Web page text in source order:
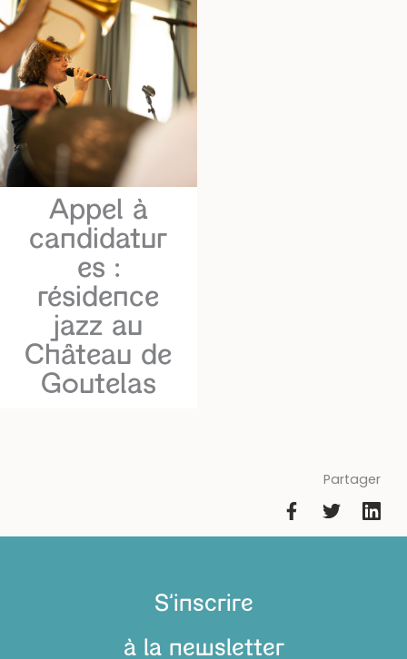
Appel à
candidatur
es :
résidence
jazz au
Château de
Goutelas
Partager
S'inscrire
à la newsletter